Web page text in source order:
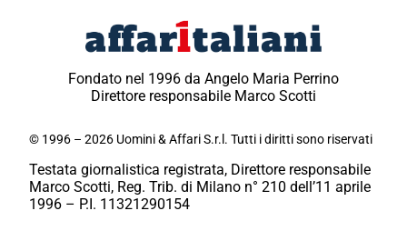
Fondato nel 1996 da Angelo Maria Perrino
Direttore responsabile Marco Scotti
© 1996 – 2026 Uomini & Affari S.r.l. Tutti i diritti sono riservati
Testata giornalistica registrata, Direttore responsabile
Marco Scotti, Reg. Trib. di Milano n° 210 dell’11 aprile
1996 – P.I. 11321290154